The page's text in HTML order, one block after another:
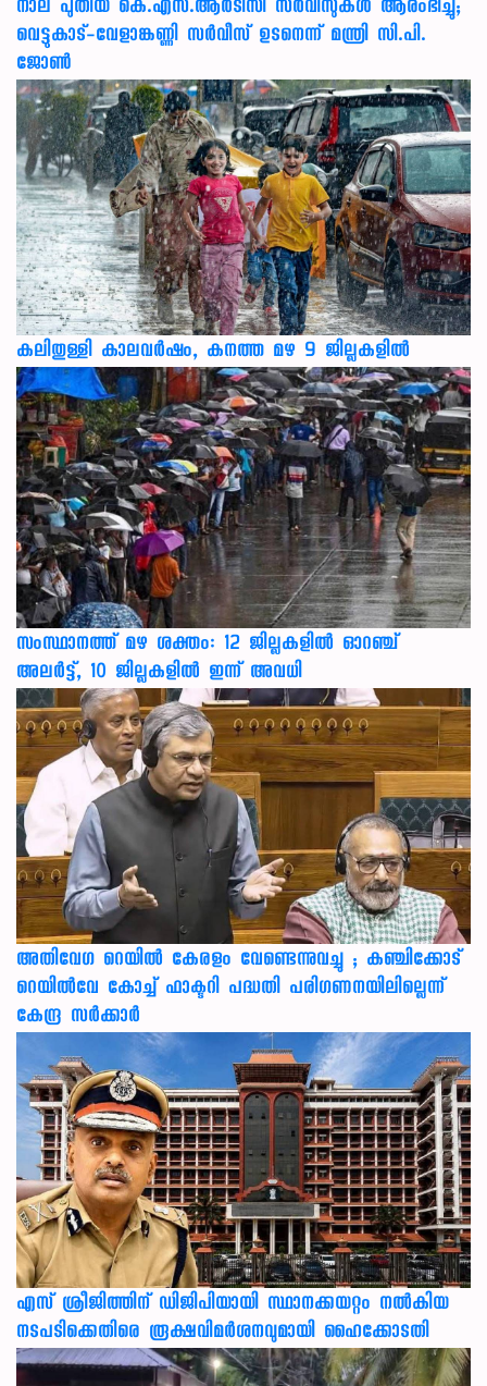
നാല് പുതിയ കെ.എസ്.ആർടിസി സർവീസുകൾ ആരംഭിച്ചു;
വെട്ടുകാട്-വേളാങ്കണ്ണി സർവീസ് ഉടനെന്ന് മന്ത്രി സി.പി.
ജോൺ
കലിതുള്ളി കാലവർഷം, കനത്ത മഴ 9 ജില്ലകളിൽ
സംസ്ഥാനത്ത് മഴ ശക്തം: 12 ജില്ലകളിൽ ഓറഞ്ച്
അലർട്ട്, 10 ജില്ലകളിൽ ഇന്ന് അവധി
അതിവേഗ റെയിൽ കേരളം വേണ്ടെന്നുവച്ചു ; കഞ്ചിക്കോട്
റെയിൽവേ കോച്ച് ഫാക്ടറി പദ്ധതി പരിഗണനയിലില്ലെന്ന്
കേന്ദ്ര സർക്കാർ
എസ് ശ്രീജിത്തിന് ഡിജിപിയായി സ്ഥാനക്കയറ്റം നൽകിയ
നടപടിക്കെതിരെ രൂക്ഷവിമർശനവുമായി ഹൈക്കോടതി